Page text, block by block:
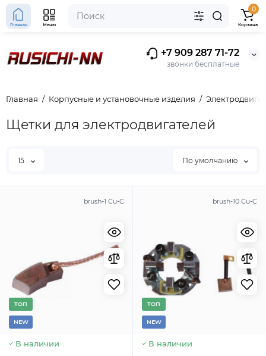
+7 909 287 71-72
звонки бесплатные
Главная Меню
0
Корзина
Главная Корпусные и установочные изделия
Щетки для электродвигателей
15 По умолчанию
brush-1 Cu-C
TОП
NEW
В наличии
brush-10 Cu-C
TОП
NEW
В наличии